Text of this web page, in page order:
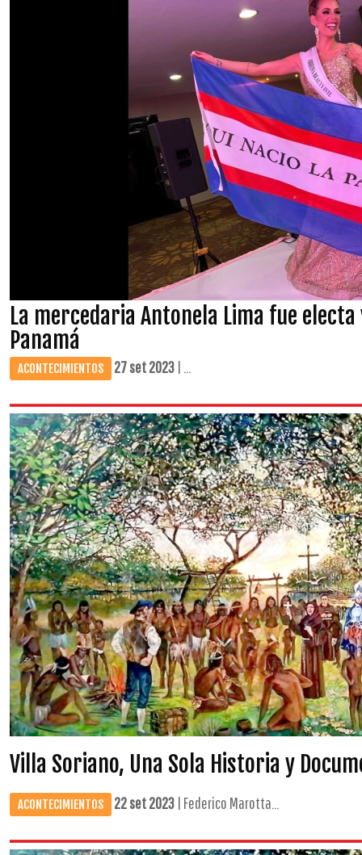
La mercedaria Antonela Lima fue
Panamá
ACONTECIMIENTOS 27 set 2023 | ...
Villa Soriano, Una Sola Historia y
ACONTECIMIENTOS 22 set 2023 | Federico Marotta...